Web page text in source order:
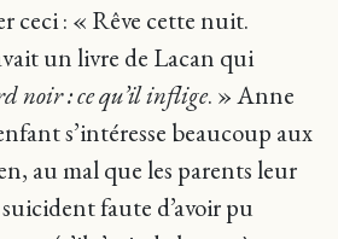
ceci : « Rêve cette nuit.
un livre de Lacan qui
noir : ce qu’il inflige. » Anne
s’intéresse beaucoup aux
au mal que les parents leur
faute d’avoir pu